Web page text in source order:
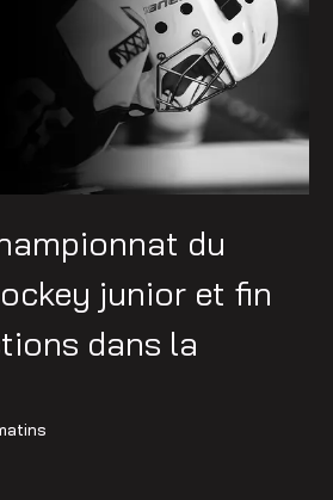
du
junior et fin
dans la